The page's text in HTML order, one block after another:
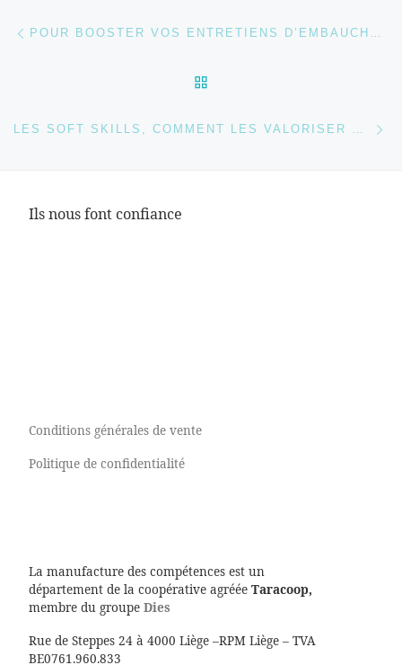
Parcourir les articles POUR BOOSTER VOS ENTRETIENS D’EMBAUCHE, UTILISEZ LA MÉTHODE STAR !
LES SOFT SKILLS, COMMENT LES VALORISER DANS UN DOSSIER DE CANDIDATURE ?
Ils nous font confiance
Conditions générales de vente
Politique de confidentialité
La manufacture des compétences est un
département de la coopérative agrééeTaracoop,
membre du groupe Dies
Rue de Steppes 24 à 4000 Liège –RPM Liège – TVA
BE0761.960.833